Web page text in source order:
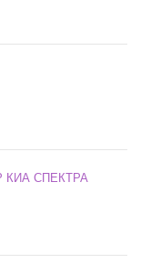
КИА СПЕКТРА